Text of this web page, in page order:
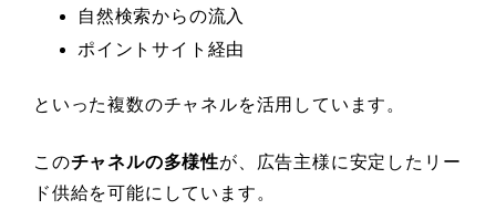
自然検索からの流入
ポイントサイト経由
といった複数のチャネルを活用しています。
このチャネルの多様性が、広告主様に安定したリー
ド供給を可能にしています。